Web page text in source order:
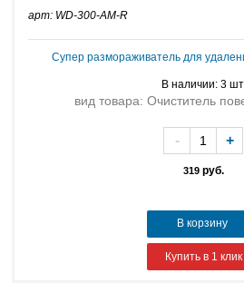
арт: WD-300-AM-R
Супер размораживатель для
В наличии: 3
вид товара: Очиститель
319руб.
- +
В корзину
Купить в 1 клик